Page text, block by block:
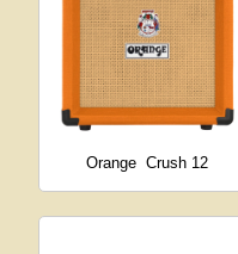
Orange Crush 12